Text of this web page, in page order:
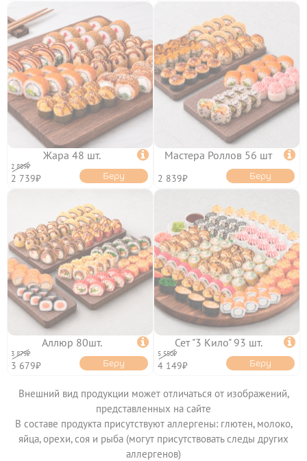
Жара 48 шт. 
2 889₽
2 739₽ Беру
Мастера Роллов 56 шт 
2 839₽ Беру
Аллюр 80шт. 
3 879₽
3 679₽ Беру
Сет "3 Кило" 93 шт. 
5 550₽
4 149₽ Беру
Внешний вид продукции может отличаться от изображений,
представленных на сайте
В составе продукта присутствуют аллергены: глютен, молоко,
яйца, орехи, соя и рыба (могут присутствовать следы других
аллергенов)